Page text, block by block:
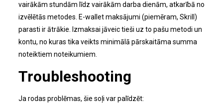
vairākām stundām līdz vairākām darba dienām, atkarībā no
izvēlētās metodes. E-wallet maksājumi (piemēram, Skrill)
parasti ir ātrākie. Izmaksai jāveic tieši uz to pašu metodi un
kontu, no kuras tika veikts minimālā pārskaitāma summa
noteiktiem noteikumiem.
Troubleshooting
Ja rodas problēmas, šie soļi var palīdzēt: